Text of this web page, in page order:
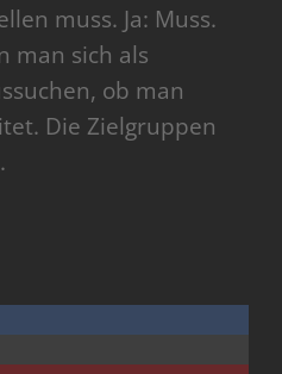
muss. Ja: Muss.
man sich als
ob man
Die Zielgruppen